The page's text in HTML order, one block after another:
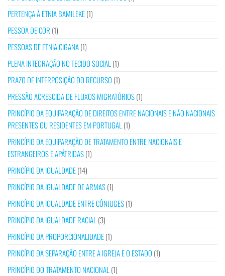
PERTENÇA À ETNIA BAMILEKE(1)
PESSOA DE COR (1)
PESSOAS DE ETNIA CIGANA(1)
PLENA INTEGRAÇÃO NO TECIDO SOCIAL (1)
PRAZO DE INTERPOSIÇÃO DO RECURSO (1)
PRESSÃO ACRESCIDA DE FLUXOS MIGRATÓRIOS(1)
PRINCÍPIO DA EQUIPARAÇÃO DE DIREITOS ENTRE NACIONAIS E NÃO NACIONAIS
PRESENTES OU RESIDENTES EM PORTUGAL (1)
PRINCÍPIO DA EQUIPARAÇÃO DE TRATAMENTO ENTRE NACIONAIS E
ESTRANGEIROS E APÁTRIDAS(1)
PRINCÍPIO DA IGUALDADE(14)
PRINCÍPIO DA IGUALDADE DE ARMAS(1)
PRINCÍPIO DA IGUALDADE ENTRE CÔNJUGES(1)
PRINCÍPIO DA IGUALDADE RACIAL (3)
PRINCÍPIO DA PROPORCIONALIDADE(1)
PRINCÍPIO DA SEPARAÇÃO ENTRE A IGREJA E O ESTADO (1)
PRINCÍPIO DO TRATAMENTO NACIONAL (1)